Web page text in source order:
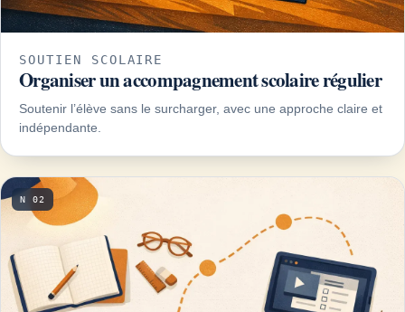
SOUTIEN SCOLAIRE
Organiser un accompagnement scolaire régulier
Soutenir l’élève sans le surcharger, avec une approche claire et
indépendante.
N 02